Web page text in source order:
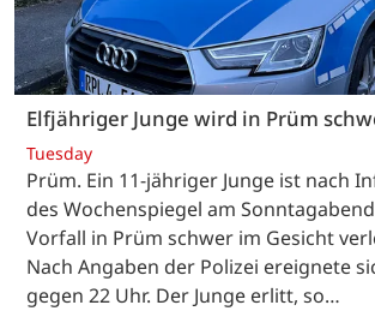
Elfjähriger Junge wird in Prüm
Tuesday
Prüm. Ein 11-jähriger Junge ist nach
des Wochenspiegel am
Vorfall in Prüm schwer im Gesicht
Nach Angaben der Polizei ereignete
gegen 22 Uhr. Der Junge erlitt, so…